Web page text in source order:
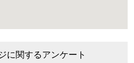
に関するアンケート